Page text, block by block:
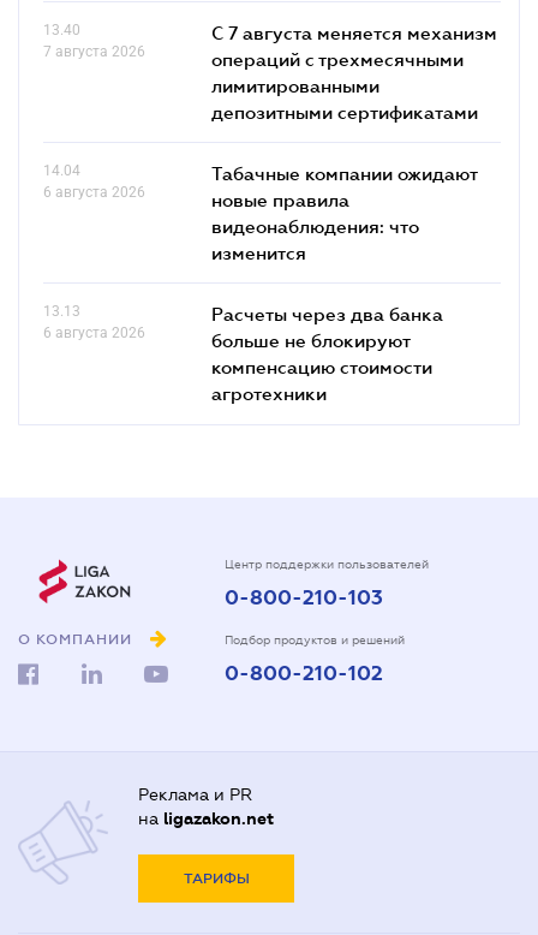
13.40
7 августа 2026
С 7 августа меняется механизм
операций с трехмесячными
лимитированными
депозитными сертификатами
14.04
6 августа 2026
Табачные компании ожидают
новые правила
видеонаблюдения: что
изменится
13.13
6 августа 2026
Расчеты через два банка
больше не блокируют
компенсацию стоимости
агротехники
О КОМПАНИИ
Центр поддержки пользователей
0-800-210-103
Подбор продуктов и решений
0-800-210-102
Реклама и PR
на ligazakon.net
ТАРИФЫ